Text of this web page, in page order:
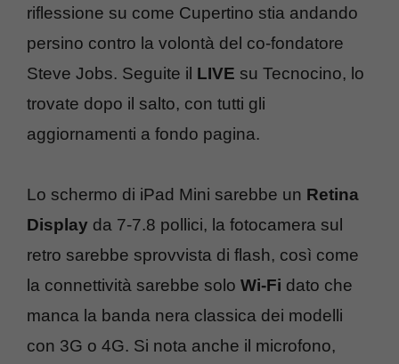
riflessione su come Cupertino stia andando
persino contro la volontà del co-fondatore
Steve Jobs. Seguite il LIVE su Tecnocino, lo
trovate dopo il salto, con tutti gli
aggiornamenti a fondo pagina.
Lo schermo di iPad Mini sarebbe un Retina
Display da 7-7.8 pollici, la fotocamera sul
retro sarebbe sprovvista di flash, così come
la connettività sarebbe solo Wi-Fi dato che
manca la banda nera classica dei modelli
con 3G o 4G. Si nota anche il microfono,